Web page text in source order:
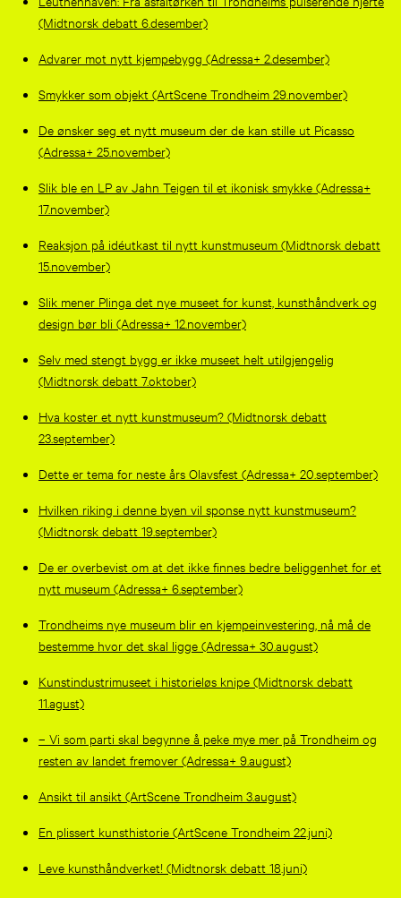
(Midtnorsk debatt 6.desember)
Advarer mot nytt kjempebygg (Adressa+ 2.desember)
Smykker som objekt (ArtScene Trondheim 29.november)
De ønsker seg et nytt museum der de kan stille ut Picasso
(Adressa+ 25.november)
Slik ble en LP av Jahn Teigen til et ikonisk smykke (Adressa+
17.november)
Reaksjon på idéutkast til nytt kunstmuseum (Midtnorsk debatt
15.november)
Slik mener Plinga det nye museet for kunst, kunsthåndverk og
design bør bli (Adressa+ 12.november)
Selv med stengt bygg er ikke museet helt utilgjengelig
(Midtnorsk debatt 7.oktober)
Hva koster et nytt kunstmuseum? (Midtnorsk debatt
23.september)
Dette er tema for neste års Olavsfest (Adressa+ 20.september)
Hvilken riking i denne byen vil sponse nytt kunstmuseum?
(Midtnorsk debatt 19.september)
De er overbevist om at det ikke finnes bedre beliggenhet for et
nytt museum (Adressa+ 6.september)
Trondheims nye museum blir en kjempeinvestering, nå må de
bestemme hvor det skal ligge (Adressa+ 30.august)
Kunstindustrimuseet i historieløs knipe (Midtnorsk debatt
11.agust)
– Vi som parti skal begynne å peke mye mer på Trondheim og
resten av landet fremover (Adressa+ 9.august)
Ansikt til ansikt (ArtScene Trondheim 3.august)
En plissert kunsthistorie (ArtScene Trondheim 22.juni)
Leve kunsthåndverket! (Midtnorsk debatt 18.juni)